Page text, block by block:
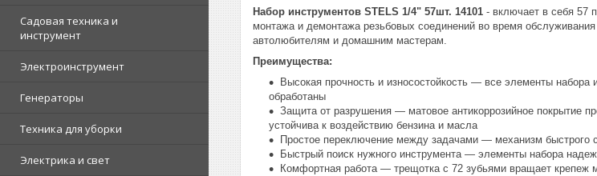
Садовая техника и
инструмент
Электроинструмент
Генераторы
Техника для уборки
Электрика и свет
Набор инструментов STELS 1/4" 57шт. 14101 - включает в себя 57
монтажа и демонтажа резьбовых соединений во время
автолюбителям и домашним мастерам.
Преимущества:
Высокая прочность и износостойкость — все элементы набора
обработаны
Защита от разрушения — матовое антикоррозийное покрытие
устойчива к воздействию бензина и масла
Простое переключение между задачами — механизм быстрого
Быстрый поиск нужного инструмента — элементы набора
Комфортная работа — трещотка с 72 зубьями вращает крепеж